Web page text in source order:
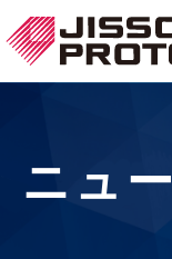
ニュ